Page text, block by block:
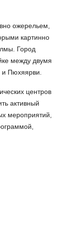
ожерельем,
картинно
Город
между двумя
Пюхяярви.
центров
активный
мероприятий,